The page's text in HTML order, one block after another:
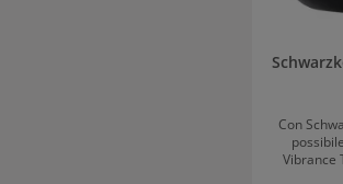
Con
Vibrance